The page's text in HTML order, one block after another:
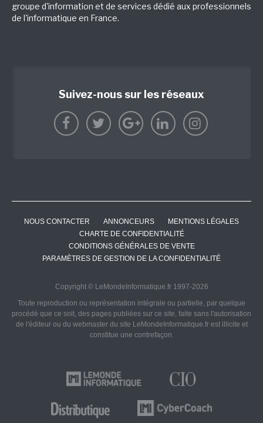
groupe d'information et de services dédié aux professionnels
de l'informatique en France.
Suivez-nous sur les réseaux
NOUS CONTACTER ANNONCEURS
MENTIONS LÉGALES
CHARTE DE CONFIDENTIALITÉ
CONDITIONS GÉNÉRALES DE VENTE
PARAMÈTRES DE GESTION DE LA CONFIDENTIALITÉ
Copyright © LeMondeInformatique.fr 1997-2026
Toute reproduction ou représentation intégrale ou partielle, par quelque
procédé que ce soit, des pages publiées sur ce site, faite sans l'autorisation
de l'éditeur ou du webmaster du site LeMondeInformatique.fr est illicite et
constitue une contrefaçon.